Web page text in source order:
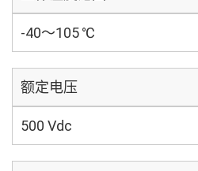
-40～105 ℃
额定电压
500 Vdc